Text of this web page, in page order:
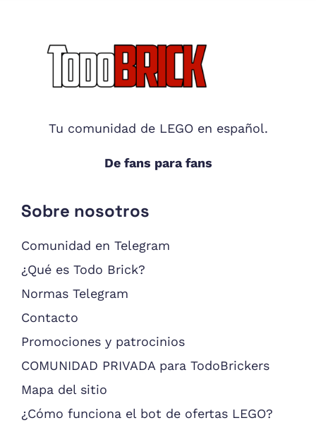
Footer
Tu comunidad de LEGO en español.
De fans para fans
Sobre nosotros
Comunidad en Telegram
¿Qué es Todo Brick?
Normas Telegram
Contacto
Promociones y patrocinios
COMUNIDAD PRIVADA para TodoBrickers
Mapa del sitio
¿Cómo funciona el bot de ofertas LEGO?